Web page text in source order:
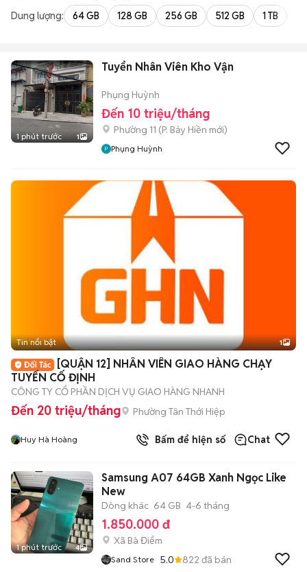
Dung lượng: 64 GB 128 GB 256 GB 512 GB 1 TB
1 phút trước 1
Tuyển Nhân Viên Kho Vận
Phụng Huỳnh
Đến 10 triệu/tháng
Phường 11 (P. Bảy Hiền mới)
Phụng Huỳnh
Tin nổi bật 1
[QUẬN 12] NHÂN VIÊN GIAO HÀNG CHẠY
TUYẾN CỐ ĐỊNH
CÔNG TY CỔ PHẦN DỊCH VỤ GIAO HÀNG NHANH
Đến 20 triệu/tháng Phường Tân Thới Hiệp
Huy Hà Hoàng Bấm để hiện số Chat
1 phút trước 4
Samsung A07 64GB Xanh Ngọc Like
New
Dòng khác 64 GB 4-6 tháng
1.850.000 đ
Xã Bà Điểm
Sand Store 5.0 822 đã bán